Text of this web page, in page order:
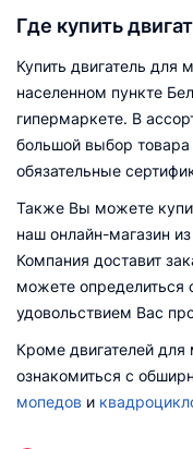
Где купить
Купить двигатель для
населенном пункте
гипермаркете. В
большой выбор
обязательные
Также Вы можете
наш онлайн-магазин
Компания доставит
можете
удовольствием Вас
Кроме двигателей для
ознакомиться с
мопедов и